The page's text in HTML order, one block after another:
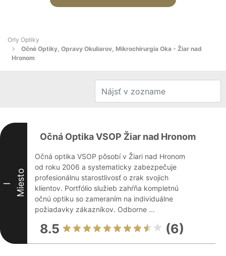
Orly Optiky
Očné Optiky, Opravy Okuliarov, Mikrochirurgia Oka - Žiar nad
Hronom
I Miesto
Očná Optika VSOP Žiar nad Hronom
Očná optika VSOP pôsobí v Žiari nad Hronom
od roku 2006 a systematicky zabezpečuje
profesionálnu starostlivosť o zrak svojich
klientov. Portfólio služieb zahŕňa kompletnú
očnú optiku so zameraním na individuálne
požiadavky zákazníkov. Odborne ...
8.5 (6)